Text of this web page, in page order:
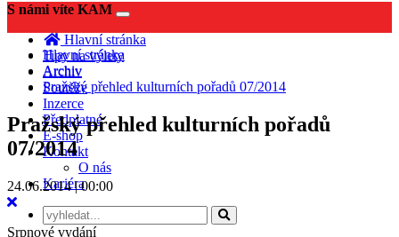
S námi víte KAM
Toggle
navigation
Hlavní stránka
Tipy na výlety
Archiv
Soutěže
Inzerce
Předplatné
E-shop
Kontakt
O nás
Kariéra
Hlavní stránka
Archiv
Pražský přehled kulturních pořadů 07/2014
Pražský přehled kulturních pořadů
07/2014
24.06.2014 | 00:00
Srpnové vydání